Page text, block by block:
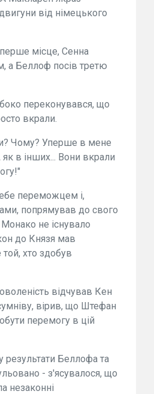
від німецького
місце, Сенна
а Беллоф посів третю
переконувався, що
вкрали.
Чому? Уперше в мене
в інших... Вони вкрали
переможцем і,
попрямував до свого
не існувало
до Князя мав
хто здобув
відчував Кен
вірив, що Штефан
перемогу в цій
результати Беллофа та
- з'ясувалося, що
незаконні